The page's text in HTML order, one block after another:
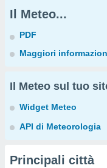
Il Meteo...
PDF
Maggiori
Il Meteo sul tuo
Widget Meteo
API di Meteorologia
Principali città